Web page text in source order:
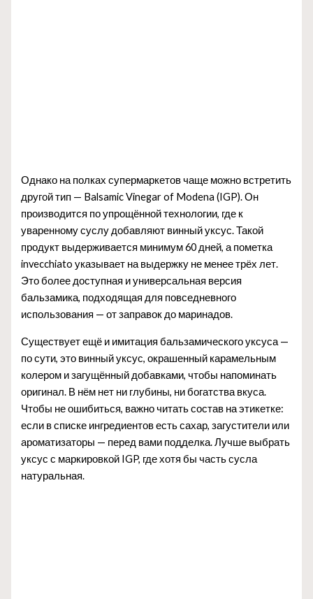
Однако на полках супермаркетов чаще можно встретить
другой тип — Balsamic Vinegar of Modena (IGP). Он
производится по упрощённой технологии, где к
уваренному суслу добавляют винный уксус. Такой
продукт выдерживается минимум 60 дней, а пометка
invecchiato указывает на выдержку не менее трёх лет.
Это более доступная и универсальная версия
бальзамика, подходящая для повседневного
использования — от заправок до маринадов.
Существует ещё и имитация бальзамического уксуса —
по сути, это винный уксус, окрашенный карамельным
колером и загущённый добавками, чтобы напоминать
оригинал. В нём нет ни глубины, ни богатства вкуса.
Чтобы не ошибиться, важно читать состав на этикетке:
если в списке ингредиентов есть сахар, загустители или
ароматизаторы — перед вами подделка. Лучше выбрать
уксус с маркировкой IGP, где хотя бы часть сусла
натуральная.